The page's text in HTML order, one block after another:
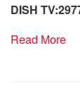
DISH
Read More